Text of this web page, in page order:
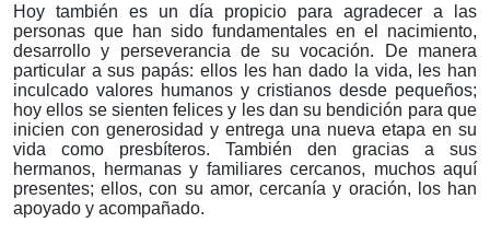
Hoy también es un día propicio para agradecer a las
personas que han sido fundamentales en el nacimiento,
desarrollo y perseverancia de su vocación. De manera
particular a sus papás: ellos les han dado la vida, les han
inculcado valores humanos y cristianos desde pequeños;
hoy ellos se sienten felices y les dan su bendición para que
inicien con generosidad y entrega una nueva etapa en su
vida como presbíteros. También den gracias a sus
hermanos, hermanas y familiares cercanos, muchos aquí
presentes; ellos, con su amor, cercanía y oración, los han
apoyado y acompañado.